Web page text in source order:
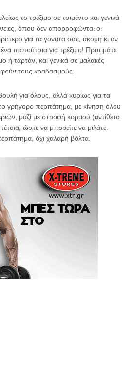
το τρέξιμο σε τσιμέντο και γενικά
όπου δεν απορροφώνται οι
για τα γόνατά σας, ακόμη κι αν
παπούτσια για τρέξιμο! Προτιμάτε
ή ταρτάν, και γενικά σε μαλακές
τους κραδασμούς.
για όλους, αλλά κυρίως για τα
γρήγορο περπάτημα, με κίνηση όλου
μαζί με στροφή κορμού (αντίθετο
ώστε να μπορείτε να μιλάτε.
όχι χαλαρή βόλτα.